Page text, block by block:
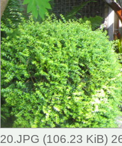
20.JPG (106.23 KiB)